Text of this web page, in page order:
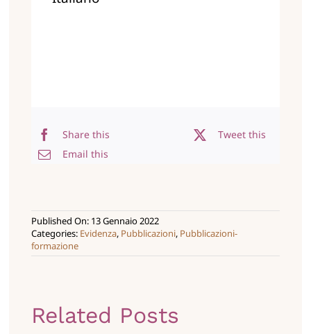
Share this
Tweet this
Email this
Published On: 13 Gennaio 2022
Categories: Evidenza, Pubblicazioni, Pubblicazioni-
formazione
Related Posts